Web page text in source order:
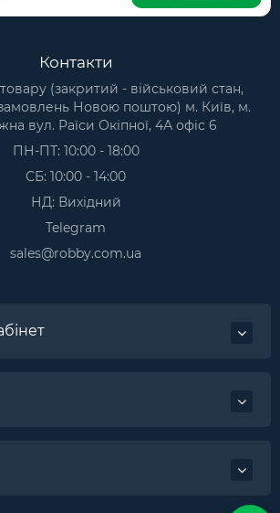
Контакти
(закритий - військовий стан,
Новою поштою) м. Київ, м.
вул. Раїси Окіпної, 4А офіс 6
ПН-ПТ: 10:00 - 18:00
СБ: 10:00 - 14:00
НД: Вихідний
Telegram
sales@robby.com.ua